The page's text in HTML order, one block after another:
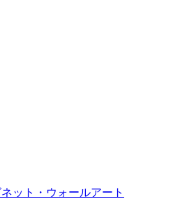
ット・ウォールアート